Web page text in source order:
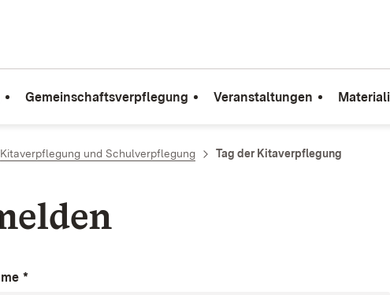
Gemeinschaftsverpflegung Veranstaltungen
Kitaverpflegung und Schulverpflegung Tag der Kitaverpflegung
*